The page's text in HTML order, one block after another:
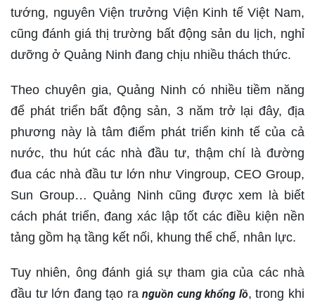
tướng, nguyên Viện trưởng Viện Kinh tế Việt Nam,
cũng đánh giá thị trường bất động sản du lịch, nghỉ
dưỡng ở Quảng Ninh đang chịu nhiều thách thức.
Theo chuyên gia, Quảng Ninh có nhiều tiềm năng
để phát triển bất động sản, 3 năm trở lại đây, địa
phương này là tâm điểm phát triển kinh tế của cả
nước, thu hút các nhà đầu tư, thậm chí là đường
đua các nhà đầu tư lớn như Vingroup, CEO Group,
Sun Group… Quảng Ninh cũng được xem là biết
cách phát triển, đang xác lập tốt các điều kiện nền
tảng gồm hạ tầng kết nối, khung thể chế, nhân lực.
Tuy nhiên, ông đánh giá sự tham gia của các nhà
đầu tư lớn đang tạo ranguồn cung khổng lồ, trong khi